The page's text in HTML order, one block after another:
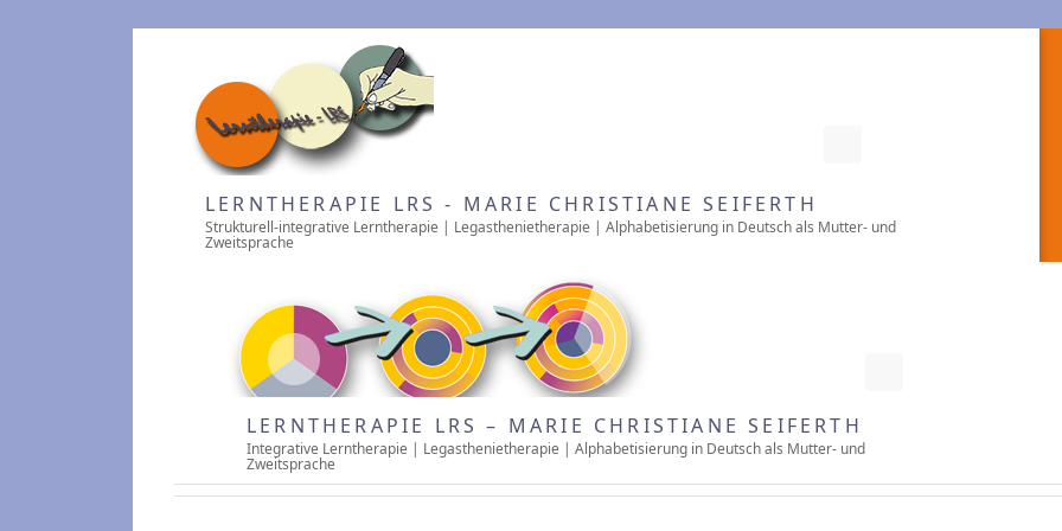
LERNTHERAPIE LRS - MARIE CHRISTIANE SEIFERTH
Strukturell-integrative Lerntherapie | Legasthenietherapie | Alphabetisierung in Deutsch als Mutter- und
Zweitsprache
LERNTHERAPIE LRS – MARIE CHRISTIANE SEIFERTH
Integrative Lerntherapie | Legasthenietherapie | Alphabetisierung in Deutsch als Mutter- und
Zweitsprache